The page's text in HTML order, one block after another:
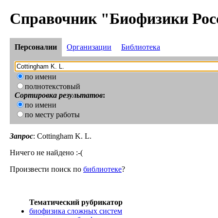
Справочник "Биофизики
Персоналии Организации Библиотека
по имени
полнотекстовый
Сортировка результатов:
по имени
по месту работы
Запрос: Cottingham K. L.
Ничего не найдено :-(
Произвести поиск по библиотеке?
Тематический рубрикатор
биофизика сложных систем